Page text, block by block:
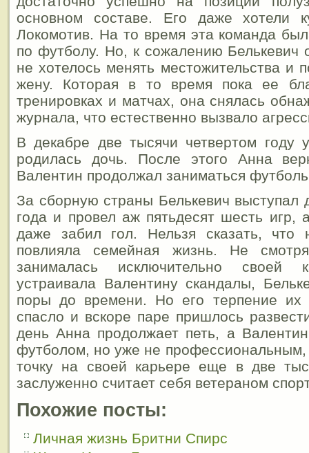
основном составе. Его даже хотели
Локомотив. На то время эта команда
по футболу. Но, к сожалению Белькевич
не хотелось менять местожительства и
жену. Которая в то время пока ее
тренировках и матчах, она снялась
журнала, что естественно вызвало
В декабре две тысячи четвертом
родилась дочь. После этого Анна
Валентин продолжал заниматься
За сборную страны Белькевич выступал
года и провел аж пятьдесят шесть игр,
даже забил гол. Нельзя сказать, что
повлияла семейная жизнь. Не
занималась исключительно своей
устраивала Валентину скандалы,
поры до времени. Но его терпение
спасло и вскоре паре пришлось
день Анна продолжает петь, а
футболом, но уже не профессиональным,
точку на своей карьере еще в две
заслуженно считает себя ветераном
Похожие посты:
Личная жизнь Бритни Спирс